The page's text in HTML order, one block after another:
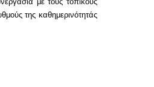
της καθημερινότητάς